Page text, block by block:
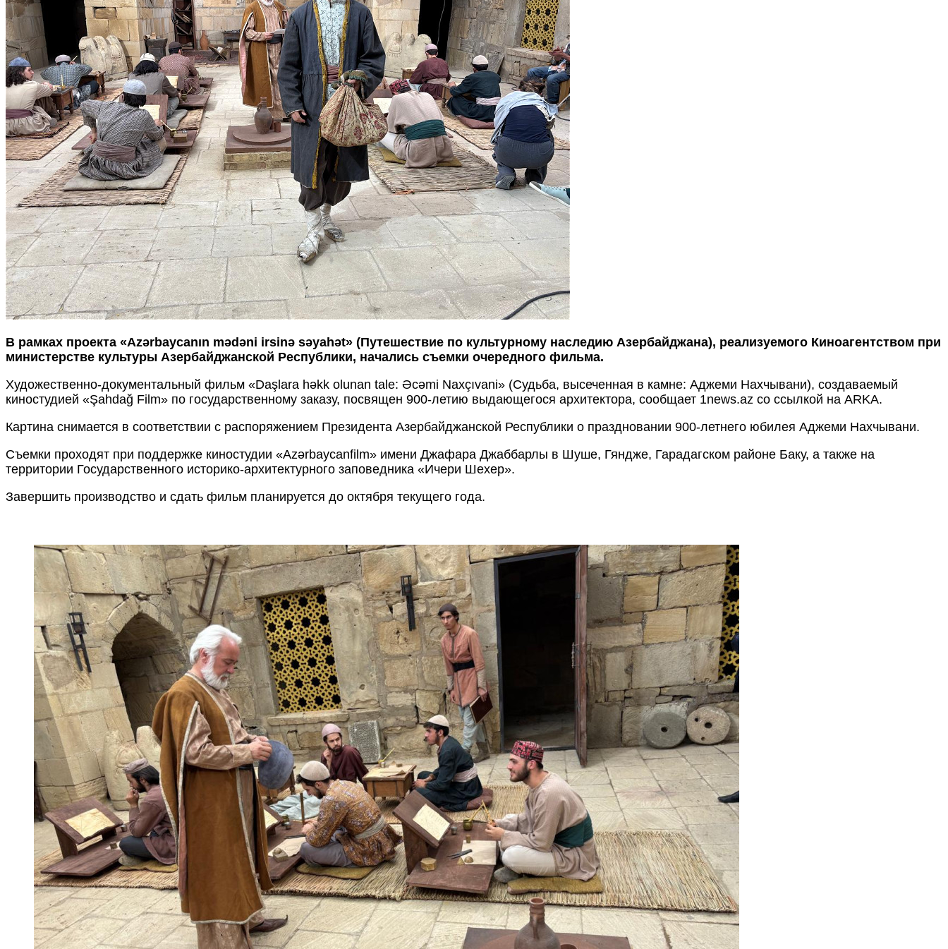
В рамках проекта «Azərbaycanın mədəni irsinə səyahət» (Путешествие по культурному наследию Азербайджана), реализуемого Киноагентством при
министерстве культуры Азербайджанской Республики, начались съемки очередного фильма.
Художественно-документальный фильм «Daşlara həkk olunan tale: Əcəmi Naxçıvani» (Судьба, высеченная в камне: Аджеми Нахчывани), создаваемый
киностудией «Şahdağ Film» по государственному заказу, посвящен 900-летию выдающегося архитектора, сообщает 1news.az со ссылкой на ARKA.
Картина снимается в соответствии с распоряжением Президента Азербайджанской Республики о праздновании 900-летнего юбилея Аджеми Нахчывани.
Съемки проходят при поддержке киностудии «Azərbaycanfilm» имени Джафара Джаббарлы в Шуше, Гяндже, Гарадагском районе Баку, а также на
территории Государственного историко-архитектурного заповедника «Ичери Шехер».
Завершить производство и сдать фильм планируется до октября текущего года.